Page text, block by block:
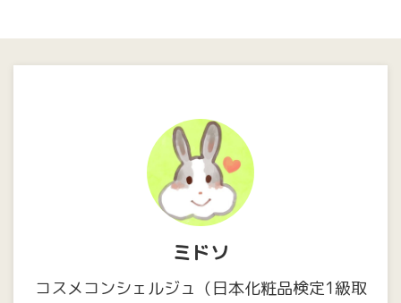
ミドソ
コスメコンシェルジュ（日本化粧品検定1級取